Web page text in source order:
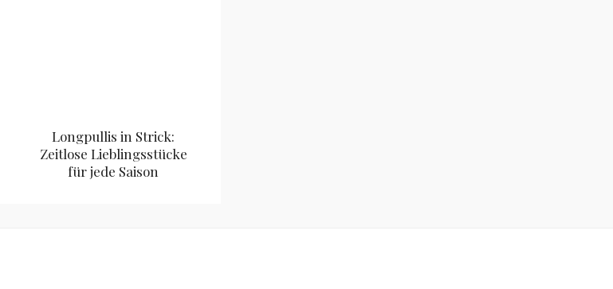
Longpullis in Strick:
Zeitlose Lieblingsstücke
für jede Saison